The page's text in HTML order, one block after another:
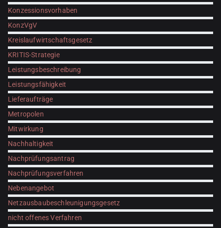
Konzessionsvorhaben
KonzVgV
Kreislaufwirtschaftsgesetz
KRITIS-Strategie
Leistungsbeschreibung
Leistungsfähigkeit
Lieferaufträge
Metropolen
Mitwirkung
Nachhaltigkeit
Nachprüfungsantrag
Nachprüfungsverfahren
Nebenangebot
Netzausbaubeschleunigungsgesetz
nicht offenes Verfahren